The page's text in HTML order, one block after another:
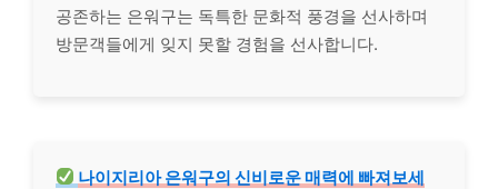
공존하는 은워구는 독특한 문화적 풍경을 선사하며
방문객들에게 잊지 못할 경험을 선사합니다.
나이지리아 은워구의 신비로운 매력에 빠져보세